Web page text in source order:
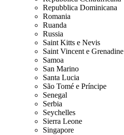
Repubblica Dominicana
Romania
Ruanda
Russia
Saint Kitts e Nevis
Saint Vincent e Grenadine
Samoa
San Marino
Santa Lucia
São Tomé e Príncipe
Senegal
Serbia
Seychelles
Sierra Leone
Singapore